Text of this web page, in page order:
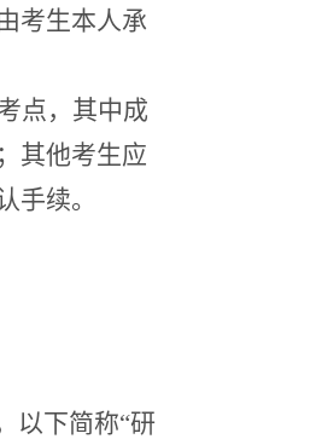
考生本人承
点，其中成
其他考生应
手续。
以下简称“研